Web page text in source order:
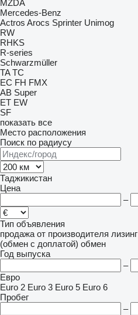
MZDA
Mercedes-Benz
Actros Arocs Sprinter Unimog
RW
RHKS
R-series
Schwarzmüller
TA TC
EC FH FMX
AB Super
ET EW
SF
показать все
Место расположения
Поиск по радиусу
Таджикистан
Цена
–
Тип объявления
продажа от производителя лизинг
(обмен с доплатой) обмен
Год выпуска
–
Евро
Euro 2 Euro 3 Euro 5 Euro 6
Пробег
–